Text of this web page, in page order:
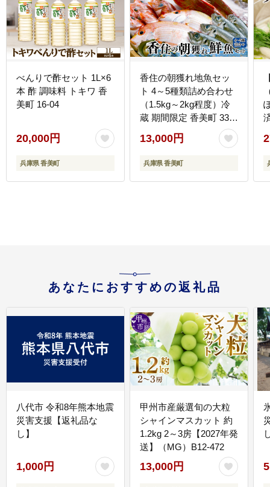
べんりで酢セット 1L×6
本 酢 調味料 トキワ 香
美町 16-04
20,000円
兵庫県 香美町
香住の朝獲れ地魚セッ
ト 4～5種類詰め合わせ
（1.5kg～2kg程度）冷
蔵 期間限定 香美町 33-
13,000円
兵庫県 香美町
済 冷凍】
あなたにおすすめの返礼品
八代市 令和8年熊本地震
災害支援【返礼品な
し】
1,000円
甲州市産厳選旬の大粒
シャインマスカット 約
1.2kg 2～3房【2027年発
送】（MG）B12-472
13,000円